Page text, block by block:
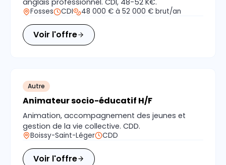
anglais professionnel. CDI, 48-52 K€.
Fosses CDI 48 000 € à 52 000 € brut/an
Voir l'offre
Autre
Animateur socio-éducatif H/F
Animation, accompagnement des jeunes et
gestion de la vie collective. CDD.
Boissy-Saint-Léger CDD
Voir l'offre